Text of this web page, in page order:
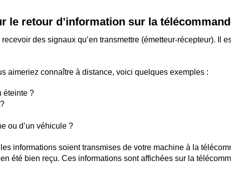
le retour d’information sur la
des signaux qu’en transmettre (émetteur-récepteur). Il
aimeriez connaître à distance, voici quelques exemples :
éteinte ?
ou d’un véhicule ?
informations soient transmises de votre machine à la
été bien reçu. Ces informations sont affichées sur la